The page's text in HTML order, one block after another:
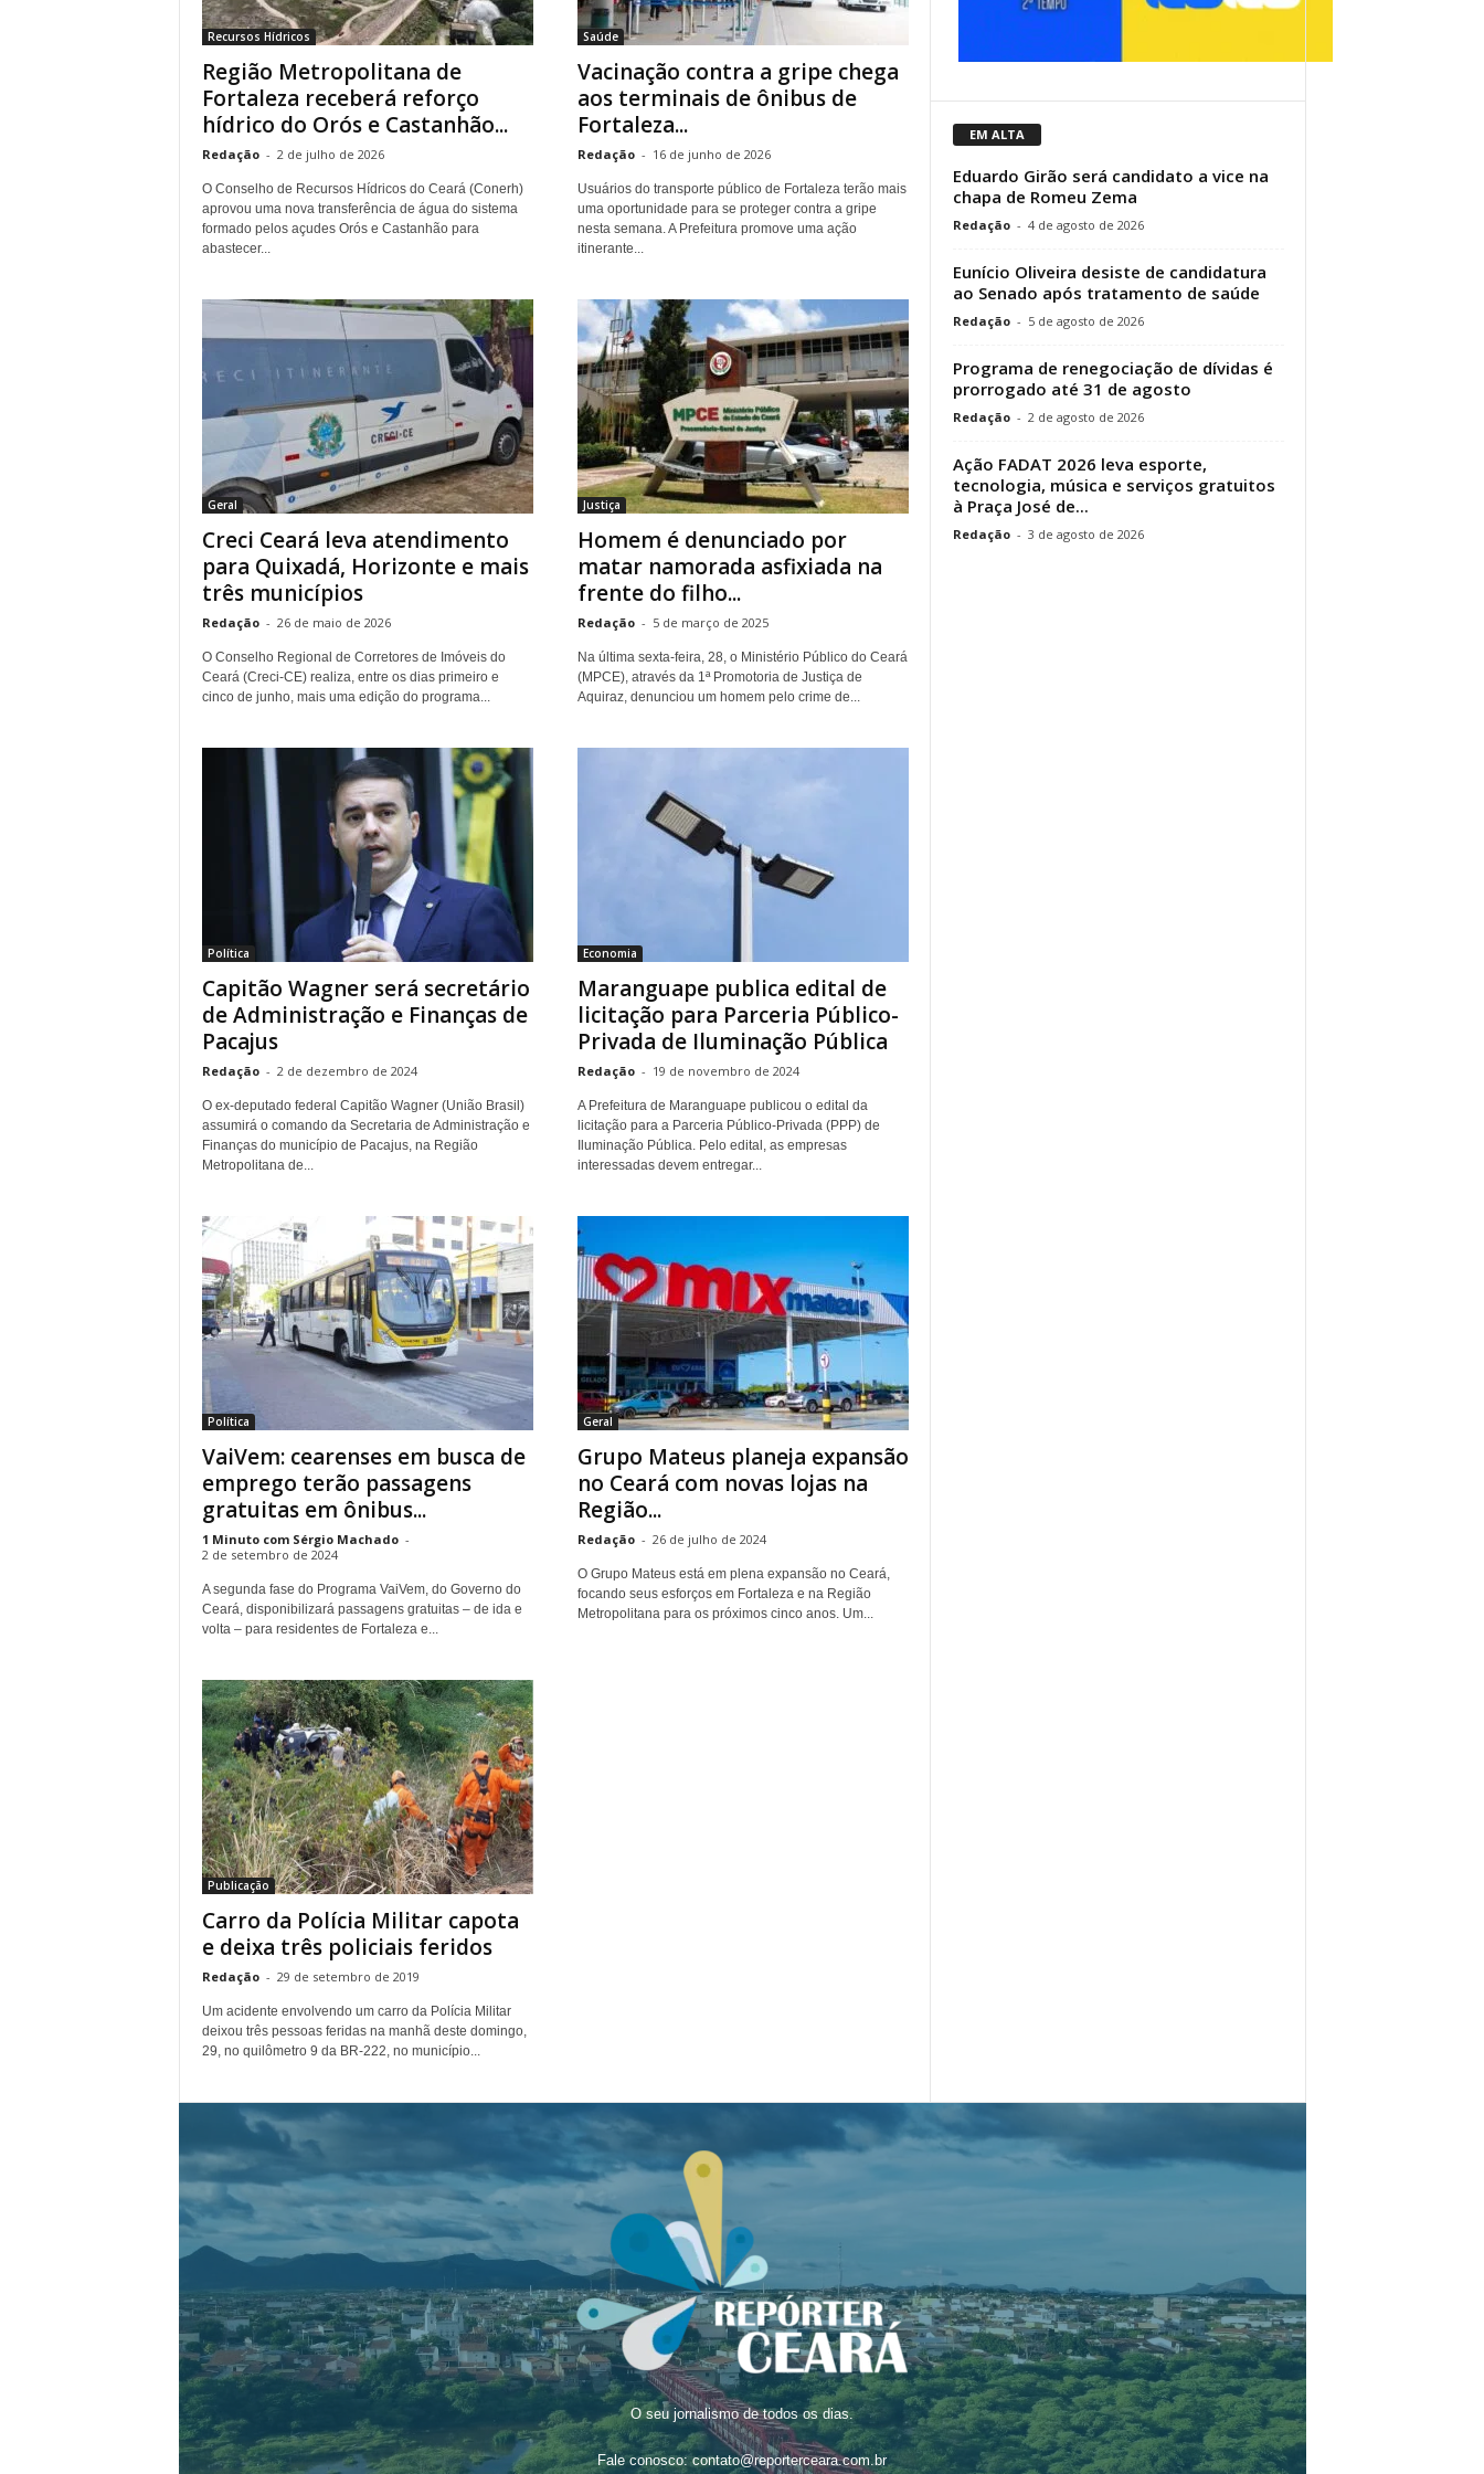
Recursos Hídricos
Região Metropolitana de
Fortaleza receberá reforço
hídrico do Orós e Castanhão...
Redação - 2 de julho de 2026
O Conselho de Recursos Hídricos do Ceará (Conerh)
aprovou uma nova transferência de água do sistema
formado pelos açudes Orós e Castanhão para
abastecer...
Saúde
Vacinação contra a gripe chega
aos terminais de ônibus de
Fortaleza...
Redação - 16 de junho de 2026
Usuários do transporte público de Fortaleza terão mais
uma oportunidade para se proteger contra a gripe
nesta semana. A Prefeitura promove uma ação
itinerante...
Geral
Creci Ceará leva atendimento
para Quixadá, Horizonte e mais
três municípios
Redação - 26 de maio de 2026
O Conselho Regional de Corretores de Imóveis do
Ceará (Creci-CE) realiza, entre os dias primeiro e
cinco de junho, mais uma edição do programa...
Justiça
Homem é denunciado por
matar namorada asfixiada na
frente do filho...
Redação - 5 de março de 2025
Na última sexta-feira, 28, o Ministério Público do Ceará
(MPCE), através da 1ª Promotoria de Justiça de
Aquiraz, denunciou um homem pelo crime de...
Política
Capitão Wagner será secretário
de Administração e Finanças de
Pacajus
Redação - 2 de dezembro de 2024
O ex-deputado federal Capitão Wagner (União Brasil)
assumirá o comando da Secretaria de Administração e
Finanças do município de Pacajus, na Região
Metropolitana de...
Economia
Maranguape publica edital de
licitação para Parceria Público-
Privada de Iluminação Pública
Redação - 19 de novembro de 2024
A Prefeitura de Maranguape publicou o edital da
licitação para a Parceria Público-Privada (PPP) de
Iluminação Pública. Pelo edital, as empresas
interessadas devem entregar...
Política
VaiVem: cearenses em busca de
emprego terão passagens
gratuitas em ônibus...
1 Minuto com Sérgio Machado -
2 de setembro de 2024
A segunda fase do Programa VaiVem, do Governo do
Ceará, disponibilizará passagens gratuitas – de ida e
volta – para residentes de Fortaleza e...
Geral
Grupo Mateus planeja expansão
no Ceará com novas lojas na
Região...
Redação - 26 de julho de 2024
O Grupo Mateus está em plena expansão no Ceará,
focando seus esforços em Fortaleza e na Região
Metropolitana para os próximos cinco anos. Um...
Publicação
Carro da Polícia Militar capota
e deixa três policiais feridos
Redação - 29 de setembro de 2019
Um acidente envolvendo um carro da Polícia Militar
deixou três pessoas feridas na manhã deste domingo,
29, no quilômetro 9 da BR-222, no município...
EM ALTA
Eduardo Girão será candidato a vice na
chapa de Romeu Zema
Redação - 4 de agosto de 2026
Eunício Oliveira desiste de candidatura
ao Senado após tratamento de saúde
Redação - 5 de agosto de 2026
Programa de renegociação de dívidas é
prorrogado até 31 de agosto
Redação - 2 de agosto de 2026
Ação FADAT 2026 leva esporte,
tecnologia, música e serviços gratuitos
à Praça José de...
Redação - 3 de agosto de 2026
O seu jornalismo de todos os dias.
Fale conosco:contato@reporterceara.com.br